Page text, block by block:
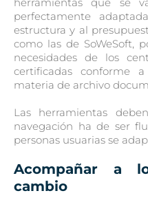
perfectamente
estructura y al
como las de SoWeSoft,
necesidades de los
certificadas conforme
materia de archivo
Las herramientas
navegación ha de ser
personas usuarias se
Acompañar a
cambio